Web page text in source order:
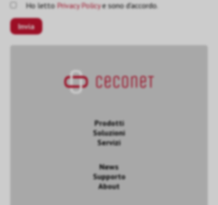
Ho lettoPrivacy Policye sono d'accordo.
Prodotti
Soluzioni
Servizi
News
Supporto
About